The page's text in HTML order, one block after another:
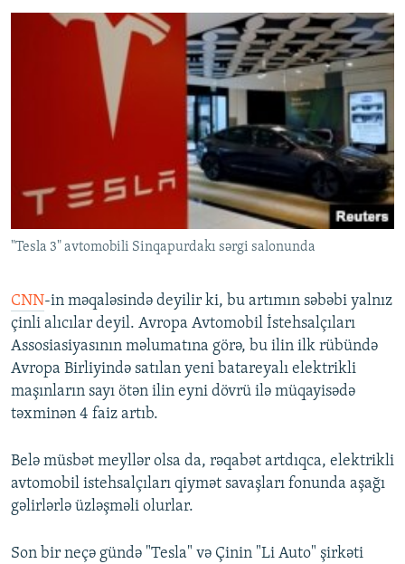
"Tesla 3" avtomobili Sinqapurdakı sərgi salonunda
CNN-in məqaləsində deyilir ki, bu artımın səbəbi yalnız
çinli alıcılar deyil. Avropa Avtomobil İstehsalçıları
Assosiasiyasının məlumatına görə, bu ilin ilk rübündə
Avropa Birliyində satılan yeni batareyalı elektrikli
maşınların sayı ötən ilin eyni dövrü ilə müqayisədə
təxminən 4 faiz artıb.
Belə müsbət meyllər olsa da, rəqabət artdıqca, elektrikli
avtomobil istehsalçıları qiymət savaşları fonunda aşağı
gəlirlərlə üzləşməli olurlar.
Son bir neçə gündə "Tesla" və Çinin "Li Auto" şirkəti